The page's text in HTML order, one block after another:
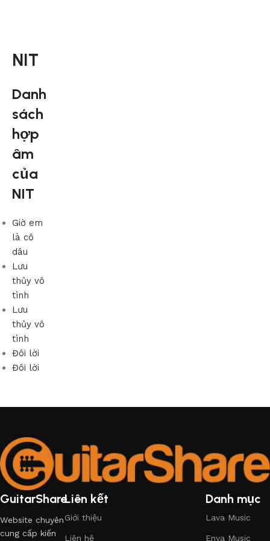
NIT
Danh
sách
hợp
âm
của
NIT
Giờ em
là cô
dâu
Lưu
thủy vô
tình
Lưu
thủy vô
tình
Đôi lời
Đôi lời
GuitarShare
Website chuyên
cung cấp kiến
Liên kết
Giới thiệu
Liên hệ
Danh mục
Lava Music
Enya Music